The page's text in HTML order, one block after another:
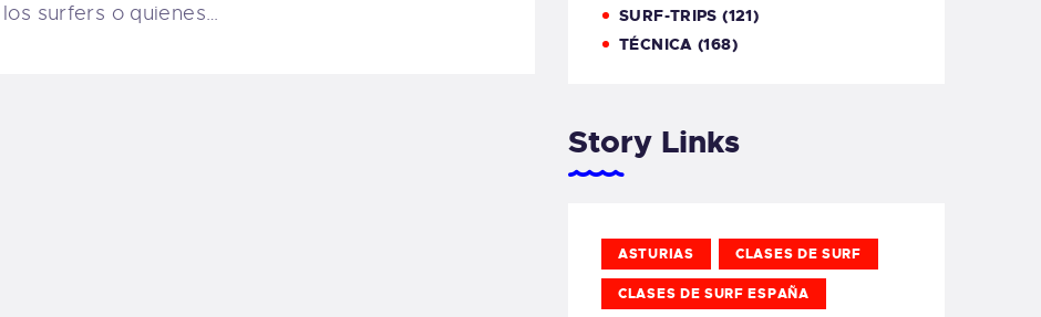
los surfers o quienes…
SURF-TRIPS (121)
TÉCNICA (168)
Story Links
ASTURIAS CLASES DE SURF
CLASES DE SURF ESPAÑA